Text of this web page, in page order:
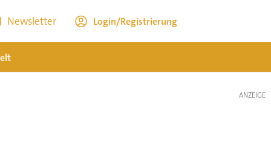
Newsletter Login/Registrierung
ANZEIGE